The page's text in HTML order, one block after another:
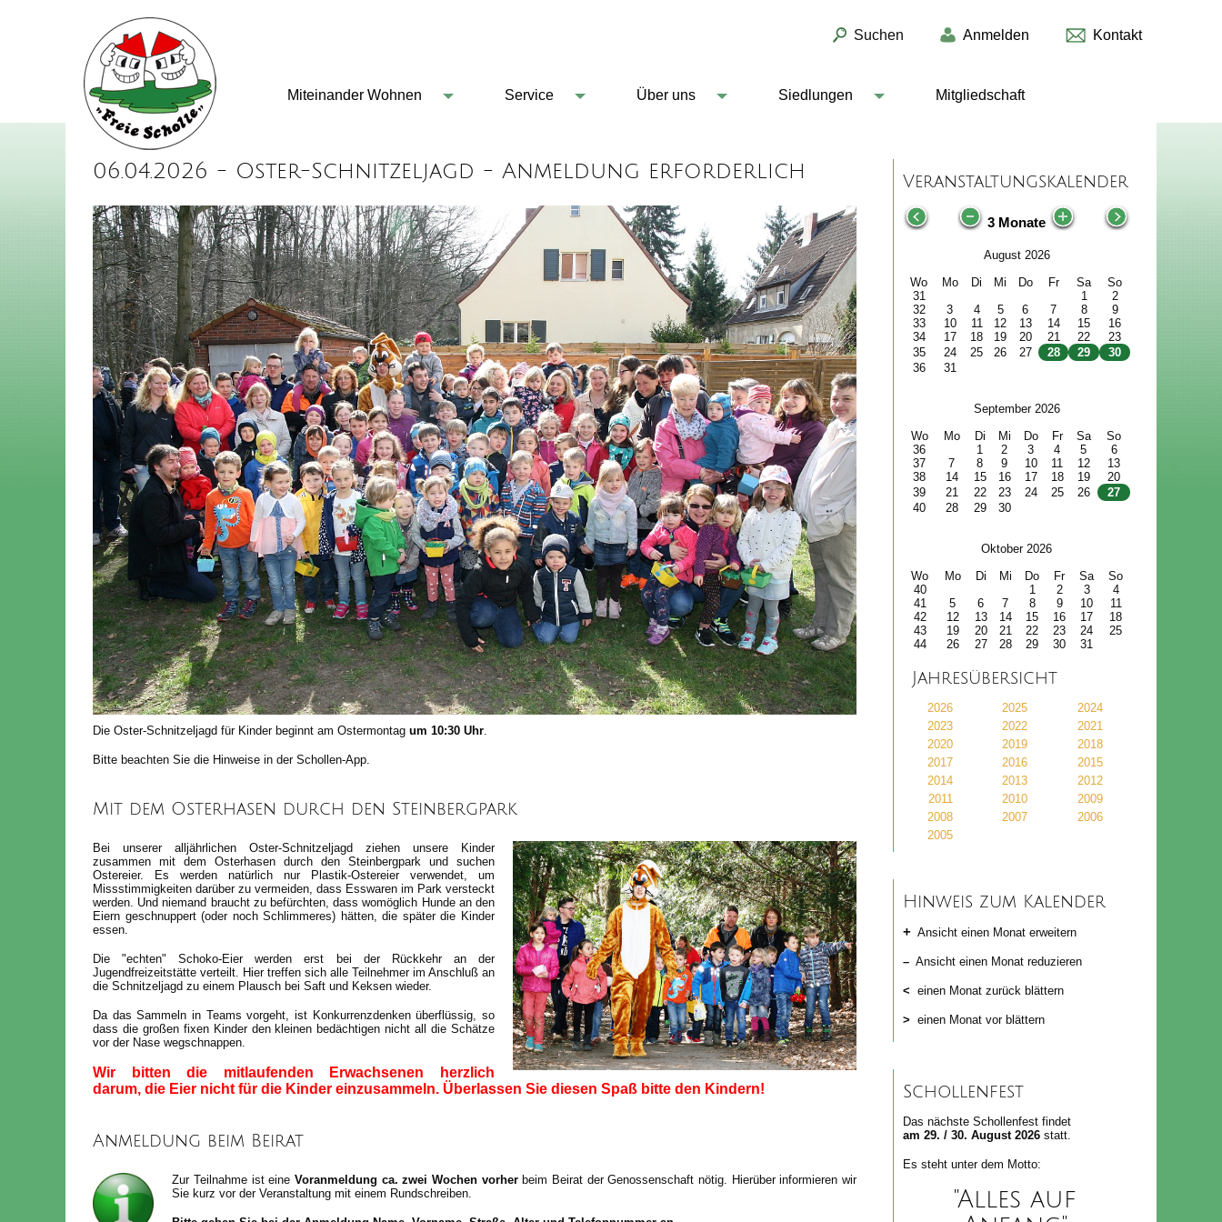
Suchen Anmelden Kontakt
Miteinander Wohnen Service Über uns Siedlungen Mitgliedschaft
06.04.2026 - Oster-Schnitzeljagd - Anmeldung erforderlich
Die Oster-Schnitzeljagd für Kinder beginnt am Ostermontag um 10:30 Uhr.
Bitte beachten Sie die Hinweise in der Schollen-App.
Mit dem Osterhasen durch den Steinbergpark
Bei unserer alljährlichen Oster-Schnitzeljagd ziehen unsere Kinder
zusammen mit dem Osterhasen durch den Steinbergpark und suchen
Ostereier. Es werden natürlich nur Plastik-Ostereier verwendet, um
Missstimmigkeiten darüber zu vermeiden, dass Esswaren im Park versteckt
werden. Und niemand braucht zu befürchten, dass womöglich Hunde an den
Eiern geschnuppert (oder noch Schlimmeres) hätten, die später die Kinder
essen.
Die "echten" Schoko-Eier werden erst bei der Rückkehr an der
Jugendfreizeitstätte verteilt. Hier treffen sich alle Teilnehmer im Anschluß an
die Schnitzeljagd zu einem Plausch bei Saft und Keksen wieder.
Da das Sammeln in Teams vorgeht, ist Konkurrenzdenken überflüssig, so
dass die großen fixen Kinder den kleinen bedächtigen nicht all die Schätze
vor der Nase wegschnappen.
Wir bitten die mitlaufenden Erwachsenen herzlich
darum, die Eier nicht für die Kinder einzusammeln. Überlassen Sie diesen Spaß bitte den Kindern!
Anmeldung beim Beirat
Zur Teilnahme ist eine Voranmeldung ca. zwei Wochen vorher beim Beirat der Genossenschaft nötig. Hierüber informieren wir
Sie kurz vor der Veranstaltung mit einem Rundschreiben.
Veranstaltungskalender
3 Monate
August 2026
Wo
Mo Di Mi Do Fr Sa
So
31
1
2
32
3 4 5 6 7 8
9
33
10 11 12 13 14 15
16
34
17 18 19 20 21 22
23
35
24 25 26 27 28 29
30
36
31
September 2026
Wo
Mo Di Mi Do Fr Sa
So
36
1 2 3 4 5
6
37
7 8 9 10 11 12
13
38
14 15 16 17 18 19
20
39
21 22 23 24 25 26
27
40
28 29 30
Oktober 2026
Wo
Mo Di Mi Do Fr Sa
So
40
1 2 3
4
41
5 6 7 8 9 10
11
42
12 13 14 15 16 17
18
43
19 20 21 22 23 24
25
44
26 27 28 29 30 31
Jahresübersicht
2026 2025
2024
2023
2022
2021
2020
2019
2018
2017
2016
2015
2014
2013
2012
2011
2010
2009
2008
2007
2006
2005
Hinweis zum Kalender
+ Ansicht einen Monat erweitern
– Ansicht einen Monat reduzieren
< einen Monat zurück blättern
> einen Monat vor blättern
Schollenfest
Das nächste Schollenfest findet
am 29. / 30. August 2026 statt.
Es steht unter dem Motto:
"Alles auf